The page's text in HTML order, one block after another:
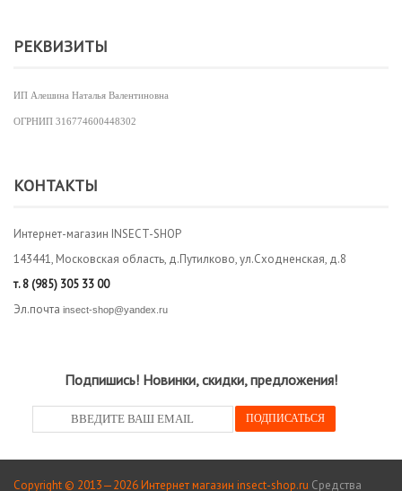
РЕКВИЗИТЫ
ИП Алешина Наталья Валентиновна
ОГРНИП 316774600448302
КОНТАКТЫ
Интернет-магазин INSECT-SHOP
143441, Московская область, д.Путилково, ул.Сходненская, д.8
т.8 (985) 305 33 00
Эл.почта insect-shop@yandex.ru
Подпишись! Новинки, скидки, предложения!
Copyright © 2013—2026 Интернет магазин insect-shop.ru Средства